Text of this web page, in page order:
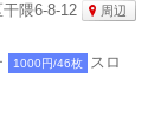
隈6-8-12 周辺
1000円/46枚 スロ